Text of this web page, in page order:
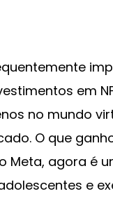
em
no mundo
O que
Meta, agora é
e